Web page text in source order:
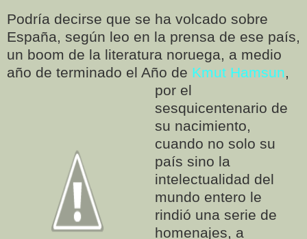
Podría decirse que se ha volcado sobre
España, según leo en la prensa de ese país,
un boom de la literatura noruega, a medio
año de terminado el Año de Kmut Hamsun,
por el
sesquicentenario de
su nacimiento,
cuando no solo su
país sino la
intelectualidad del
mundo entero le
rindió una serie de
homenajes, a